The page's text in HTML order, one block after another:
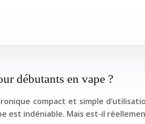
débutants en vape ?
compact et simple
est indéniable. Mais est-il